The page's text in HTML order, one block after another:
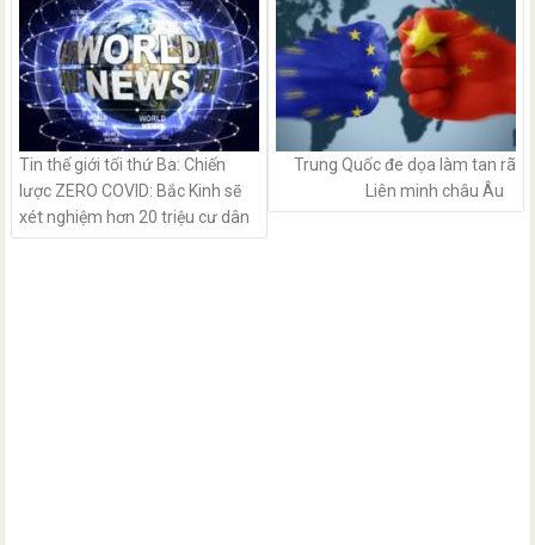
Tin thế giới tối thứ Ba: Chiến
lược ZERO COVID: Bắc Kinh sẽ
xét nghiệm hơn 20 triệu cư dân
Trung Quốc đe dọa làm tan rã
Liên minh châu Âu